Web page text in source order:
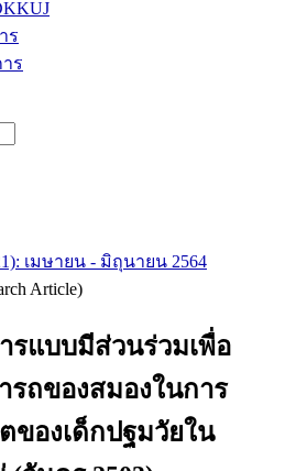
ร
ร
เมษายน - มิถุนายน 2564
Article)
รแบบมีส่วนร่วมเพื่อ
ถของสมองในการ
ของเด็กปฐมวัยใน